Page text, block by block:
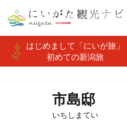
はじめまして「にいが旅」
初めての新潟旅
市島邸
いちしまてい